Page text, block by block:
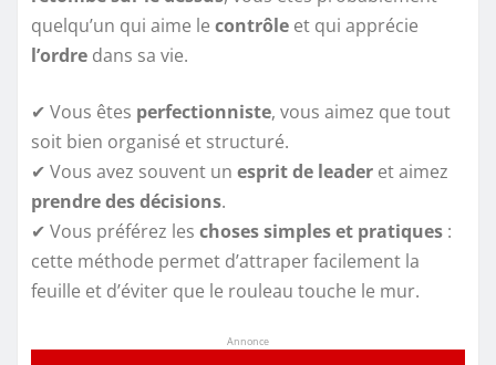
quelqu’un qui aime le contrôle et qui apprécie
l’ordre dans sa vie.
✔ Vous êtes perfectionniste, vous aimez que tout
soit bien organisé et structuré.
✔ Vous avez souvent un esprit de leader et aimez
prendre des décisions.
✔ Vous préférez les choses simples et pratiques :
cette méthode permet d’attraper facilement la
feuille et d’éviter que le rouleau touche le mur.
Annonce